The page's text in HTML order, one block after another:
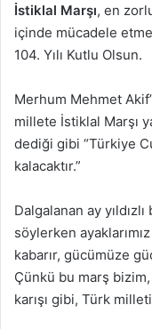
İstiklal Marşı, en
içinde mücadele
104. Yılı Kutlu Olsun.
Merhum Mehmet
millete İstiklal Marşı
dediği gibi “Türkiye
kalacaktır.”
Dalgalanan ay yıldızlı
söylerken
kabarır, gücümüze
Çünkü bu marş bizim,
karışı gibi, Türk